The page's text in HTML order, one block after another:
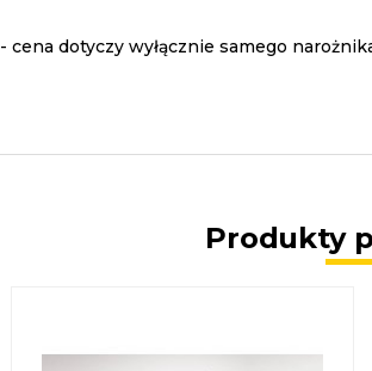
- cena dotyczy wyłącznie samego
Produkty